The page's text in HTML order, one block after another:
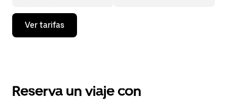
Presiona
flecha
el
Ver tarifas
Reserva un viaje con